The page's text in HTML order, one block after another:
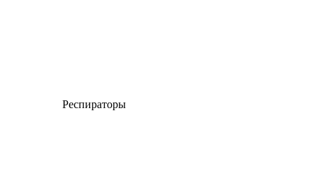
Респираторы